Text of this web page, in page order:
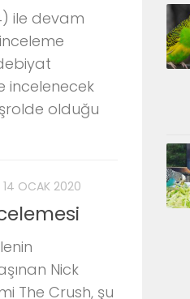
ile devam
incelenecek
olduğu
14 OCAK 2020
Nick
The Crush, şu